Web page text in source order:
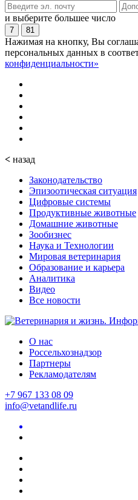
и выберите большее число
7 81
Нажимая на кнопку, Вы
персональных данных в
конфиденциальности»
< назад
Законодательство
Эпизоотическая ситуация
Цифровые системы
Продуктивные животные
Домашние животные
Зообизнес
Наука и Технологии
Мировая ветеринария
Образование и карьера
Аналитика
Видео
Все новости
О нас
Россельхознадзор
Партнеры
Рекламодателям
+7 967 133 08 09
info@vetandlife.ru